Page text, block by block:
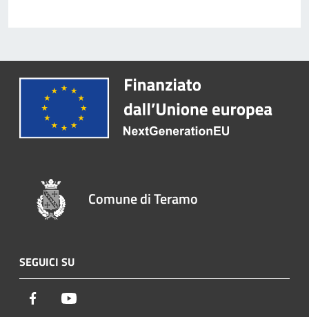
Comune di Teramo
SEGUICI SU
Facebook